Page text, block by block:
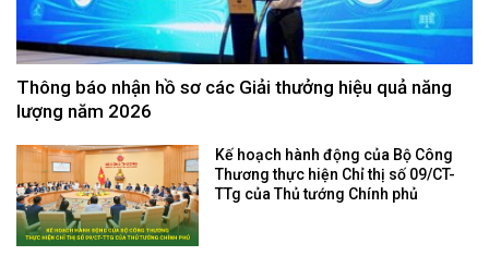
Thông báo nhận hồ sơ các Giải thưởng hiệu quả năng
lượng năm 2026
Kế hoạch hành động của Bộ Công
Thương thực hiện Chỉ thị số 09/CT-
TTg của Thủ tướng Chính phủ